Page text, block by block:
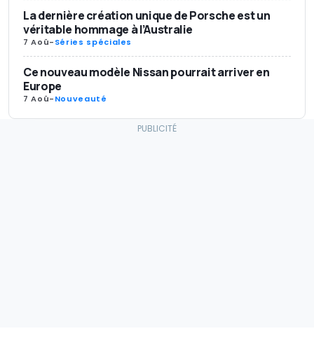
La dernière création unique de Porsche est un
véritable hommage à l’Australie
7 Aoû-Séries spéciales
Ce nouveau modèle Nissan pourrait arriver en
Europe
7 Aoû-Nouveauté